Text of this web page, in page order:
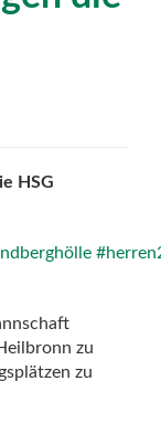
HSG
zu
zu